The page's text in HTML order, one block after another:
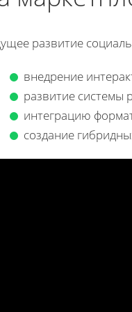
развитие
внедрение
развитие системы
интеграцию
создание